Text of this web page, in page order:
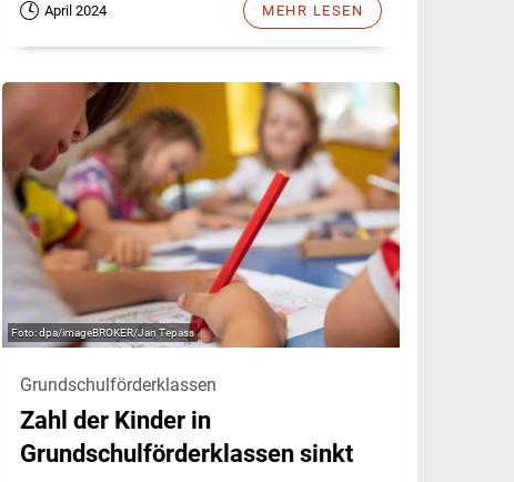
April 2024 MEHR LESEN
dpa/imageBROKER/Jan Tepass
Grundschulförderklassen
Zahl der Kinder in
Grundschulförderklassen sinkt